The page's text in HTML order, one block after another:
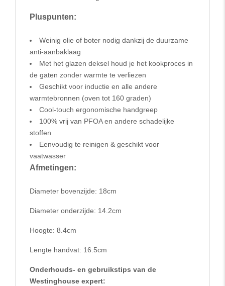
Pluspunten:
Weinig olie of boter nodig dankzij de duurzame
anti-aanbaklaag
Met het glazen deksel houd je het kookproces in
de gaten zonder warmte te verliezen
Geschikt voor inductie en alle andere
warmtebronnen (oven tot 160 graden)
Cool-touch ergonomische handgreep
100% vrij van PFOA en andere schadelijke
stoffen
Eenvoudig te reinigen & geschikt voor
vaatwasser
Afmetingen:
Diameter bovenzijde: 18cm
Diameter onderzijde: 14.2cm
Hoogte: 8.4cm
Lengte handvat: 16.5cm
Onderhouds- en gebruikstips van de
Westinghouse expert: